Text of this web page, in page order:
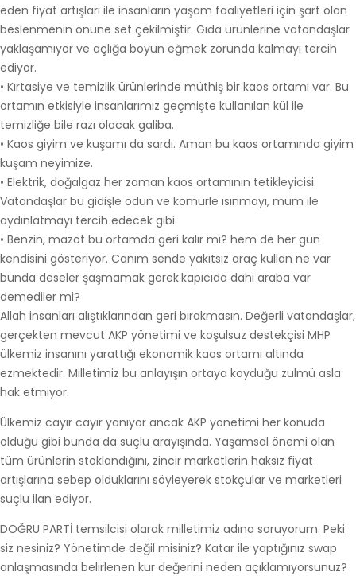
eden fiyat artışları ile insanların yaşam faaliyetleri için şart olan
beslenmenin önüne set çekilmiştir. Gıda ürünlerine vatandaşlar
yaklaşamıyor ve açlığa boyun eğmek zorunda kalmayı tercih
ediyor.
• Kırtasiye ve temizlik ürünlerinde müthiş bir kaos ortamı var. Bu
ortamın etkisiyle insanlarımız geçmişte kullanılan kül ile
temizliğe bile razı olacak galiba.
• Kaos giyim ve kuşamı da sardı. Aman bu kaos ortamında giyim
kuşam neyimize.
• Elektrik, doğalgaz her zaman kaos ortamının tetikleyicisi.
Vatandaşlar bu gidişle odun ve kömürle ısınmayı, mum ile
aydınlatmayı tercih edecek gibi.
• Benzin, mazot bu ortamda geri kalır mı? hem de her gün
kendisini gösteriyor. Canım sende yakıtsız araç kullan ne var
bunda deseler şaşmamak gerek.kapıcıda dahi araba var
demediler mi?
Allah insanları alıştıklarından geri bırakmasın. Değerli vatandaşlar,
gerçekten mevcut AKP yönetimi ve koşulsuz destekçisi MHP
ülkemiz insanını yarattığı ekonomik kaos ortamı altında
ezmektedir. Milletimiz bu anlayışın ortaya koyduğu zulmü asla
hak etmiyor.
Ülkemiz cayır cayır yanıyor ancak AKP yönetimi her konuda
olduğu gibi bunda da suçlu arayışında. Yaşamsal önemi olan
tüm ürünlerin stoklandığını, zincir marketlerin haksız fiyat
artışlarına sebep olduklarını söyleyerek stokçular ve marketleri
suçlu ilan ediyor.
DOĞRU PARTİ temsilcisi olarak milletimiz adına soruyorum. Peki
siz nesiniz? Yönetimde değil misiniz? Katar ile yaptığınız swap
anlaşmasında belirlenen kur değerini neden açıklamıyorsunuz?